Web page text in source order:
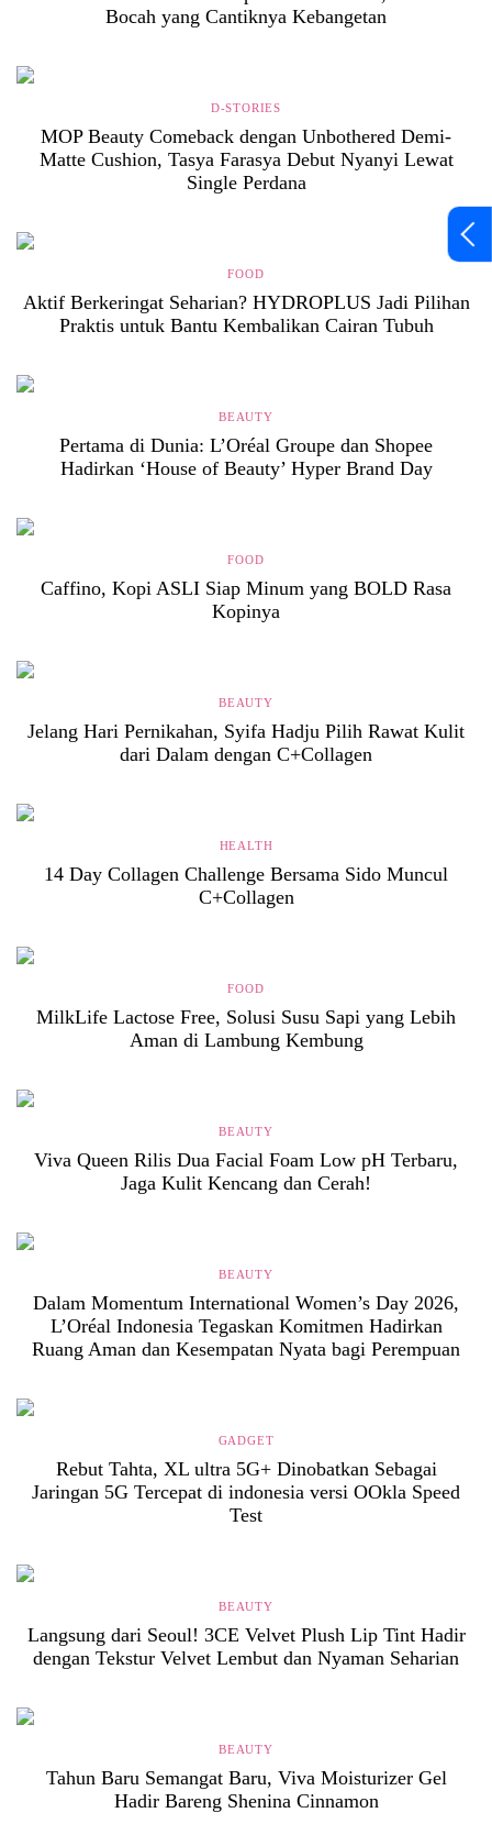
Bocah yang Cantiknya Kebangetan
D-STORIES
MOP Beauty Comeback dengan Unbothered Demi-
Matte Cushion, Tasya Farasya Debut Nyanyi Lewat
Single Perdana
FOOD
Aktif Berkeringat Seharian? HYDROPLUS Jadi Pilihan
Praktis untuk Bantu Kembalikan Cairan Tubuh
BEAUTY
Pertama di Dunia: L’Oréal Groupe dan Shopee
Hadirkan ‘House of Beauty’ Hyper Brand Day
FOOD
Caffino, Kopi ASLI Siap Minum yang BOLD Rasa
Kopinya
BEAUTY
Jelang Hari Pernikahan, Syifa Hadju Pilih Rawat Kulit
dari Dalam dengan C+Collagen
HEALTH
14 Day Collagen Challenge Bersama Sido Muncul
C+Collagen
FOOD
MilkLife Lactose Free, Solusi Susu Sapi yang Lebih
Aman di Lambung Kembung
BEAUTY
Viva Queen Rilis Dua Facial Foam Low pH Terbaru,
Jaga Kulit Kencang dan Cerah!
BEAUTY
Dalam Momentum International Women’s Day 2026,
L’Oréal Indonesia Tegaskan Komitmen Hadirkan
Ruang Aman dan Kesempatan Nyata bagi Perempuan
GADGET
Rebut Tahta, XL ultra 5G+ Dinobatkan Sebagai
Jaringan 5G Tercepat di indonesia versi OOkla Speed
Test
BEAUTY
Langsung dari Seoul! 3CE Velvet Plush Lip Tint Hadir
dengan Tekstur Velvet Lembut dan Nyaman Seharian
BEAUTY
Tahun Baru Semangat Baru, Viva Moisturizer Gel
Hadir Bareng Shenina Cinnamon